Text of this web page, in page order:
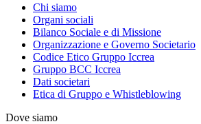
Chi siamo
Organi sociali
Bilanco Sociale e di Missione
Organizzazione e Governo Societario
Codice Etico Gruppo Iccrea
Gruppo BCC Iccrea
Dati societari
Etica di Gruppo e Whistleblowing
Dove siamo